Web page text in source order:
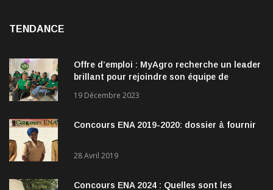
TENDANCE
Offre d’emploi : MyAgro recherche un leader
brillant pour rejoindre son équipe de
19 Décembre 2023
Concours ENA 2019-2020: dossier à fournir
28 Avril 2019
Concours ENA 2024 : Quelles sont les